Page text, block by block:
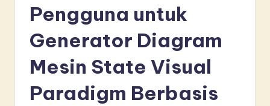
si
Pengguna untuk
Generator Diagram
Mesin State Visual
Paradigm Berbasis